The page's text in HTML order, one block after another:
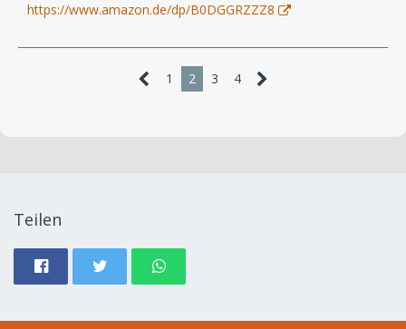
https://www.amazon.de/dp/B0DGGRZZZ8
1 2 3 4
Teilen